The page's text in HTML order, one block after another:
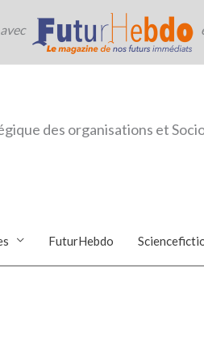
des organisations et
FuturHebdo